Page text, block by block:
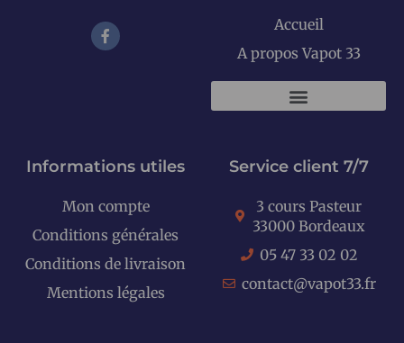
Accueil
A propos Vapot 33
Informations utiles
Mon compte
Conditions générales
Conditions de livraison
Mentions légales
Service client 7/7
3 cours Pasteur
33000 Bordeaux
05 47 33 02 02
contact@vapot33.fr